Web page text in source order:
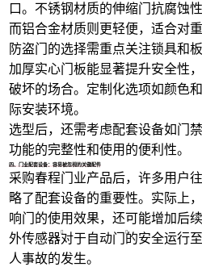
口。不锈钢材质的伸缩门抗腐蚀
而铝合金材质则更轻便，适合对
防盗门的选择需重点关注锁具和
加厚实心门板能显著提升安全性
破坏的场合。定制化选项如颜色
际安装环境。
选型后，还需考虑配套设备如门
功能的完整性和使用的便利性。
四、门业配套设备：容易被忽视的关键配件
采购春程门业产品后，许多用户
略了配套设备的重要性。实际上
响门的使用效果，还可能增加后
外传感器对于自动门
的安全运行
人事故的发生。